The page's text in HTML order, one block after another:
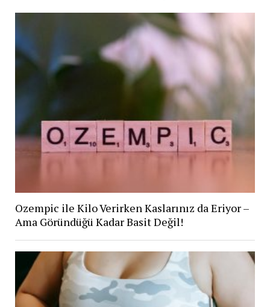
Ozempic ile Kilo Verirken Kaslarınız da Eriyor –
Ama Göründüğü Kadar Basit Değil!